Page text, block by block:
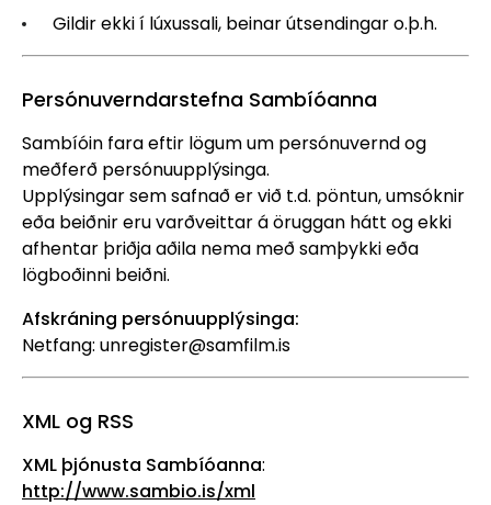
Gildir ekki í lúxussali, beinar útsendingar o.þ.h.
Persónuverndarstefna Sambíóanna
Sambíóin fara eftir lögum um persónuvernd og
meðferð persónuupplýsinga.
Upplýsingar sem safnað er við t.d. pöntun, umsóknir
eða beiðnir eru varðveittar á öruggan hátt og ekki
afhentar þriðja aðila nema með samþykki eða
lögboðinni beiðni.
Afskráning persónuupplýsinga:
Netfang: unregister@samfilm.is
XML og RSS
XML þjónusta Sambíóanna:
http://www.sambio.is/xml